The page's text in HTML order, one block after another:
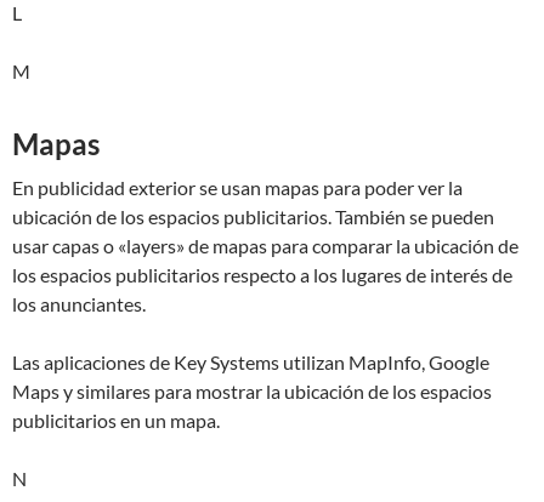
L
M
Mapas
En publicidad exterior se usan mapas para poder ver la
ubicación de los espacios publicitarios. También se pueden
usar capas o «layers» de mapas para comparar la ubicación de
los espacios publicitarios respecto a los lugares de interés de
los anunciantes.
Las aplicaciones de Key Systems utilizan MapInfo, Google
Maps y similares para mostrar la ubicación de los espacios
publicitarios en un mapa.
N